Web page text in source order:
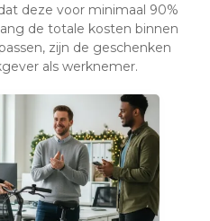
deze voor minimaal 90%
de totale kosten binnen
zijn de geschenken
als werknemer.